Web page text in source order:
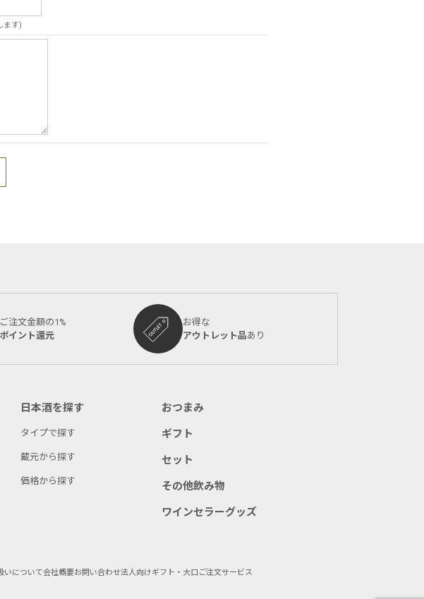
ます)
ご注文金額の1%
ポイント還元
お得な
アウトレット品あり
日本酒を探す
タイプで探す
蔵元から探す
価格から探す
おつまみ
ギフト
セット
その他飲み物
ワインセラーグッズ
いについて会社概要お問い合わせ法人向けギフト・大口ご注文サービス